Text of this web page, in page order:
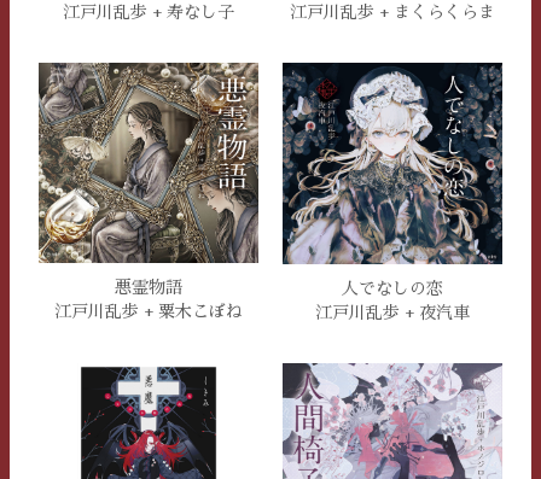
江戸川乱歩 + 寿なし子
江戸川乱歩 + まくらくらま
悪霊物語
江戸川乱歩 + 粟木こぼね
人でなしの恋
江戸川乱歩 + 夜汽車